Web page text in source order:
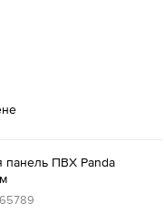
панель ПВХ Panda